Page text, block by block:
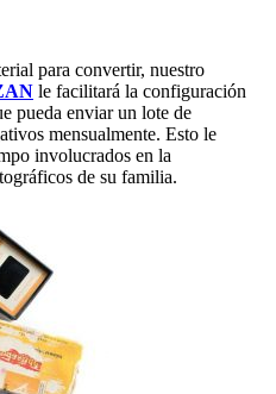
para convertir, nuestro
le facilitará la configuración
pueda enviar un lote de
mensualmente. Esto le
involucrados en la
de su familia.